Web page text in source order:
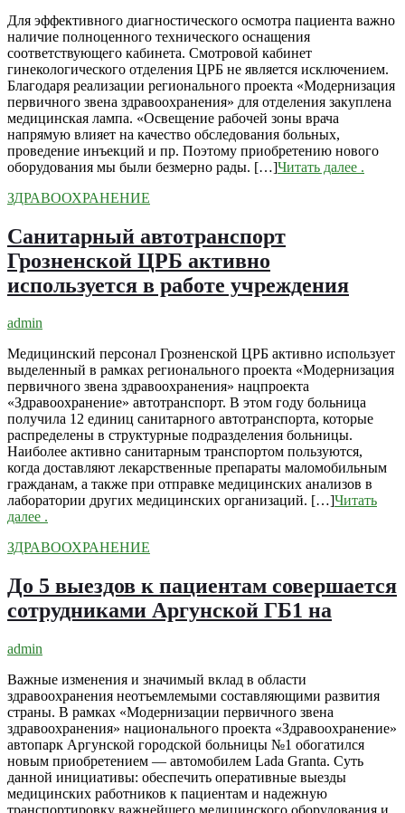
Для эффективного диагностического осмотра пациента важно
наличие полноценного технического оснащения
соответствующего кабинета. Смотровой кабинет
гинекологического отделения ЦРБ не является исключением.
Благодаря реализации регионального проекта «Модернизация
первичного звена здравоохранения» для отделения закуплена
медицинская лампа. «Освещение рабочей зоны врача
напрямую влияет на качество обследования больных,
проведение инъекций и пр. Поэтому приобретению нового
оборудования мы были безмерно рады. […]Читать далее .
ЗДРАВООХРАНЕНИЕ
Санитарный автотранспорт
Грозненской ЦРБ активно
используется в работе учреждения
admin
Медицинский персонал Грозненской ЦРБ активно использует
выделенный в рамках регионального проекта «Модернизация
первичного звена здравоохранения» нацпроекта
«Здравоохранение» автотранспорт. В этом году больница
получила 12 единиц санитарного автотранспорта, которые
распределены в структурные подразделения больницы.
Наиболее активно санитарным транспортом пользуются,
когда доставляют лекарственные препараты маломобильным
гражданам, а также при отправке медицинских анализов в
лаборатории других медицинских организаций. […]Читать
далее .
ЗДРАВООХРАНЕНИЕ
До 5 выездов к пациентам совершается
сотрудниками Аргунской ГБ1 на
admin
Важные изменения и значимый вклад в области
здравоохранения неотъемлемыми составляющими развития
страны. В рамках «Модернизации первичного звена
здравоохранения» национального проекта «Здравоохранение»
автопарк Аргунской городской больницы №1 обогатился
новым приобретением — автомобилем Lada Granta. Суть
данной инициативы: обеспечить оперативные выезды
медицинских работников к пациентам и надежную